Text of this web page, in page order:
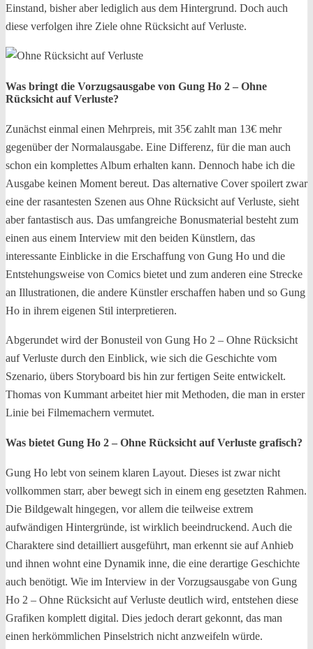
Einstand, bisher aber lediglich aus dem Hintergrund. Doch auch
diese verfolgen ihre Ziele ohne Rücksicht auf Verluste.
Was bringt die Vorzugsausgabe von Gung Ho 2 – Ohne
Rücksicht auf Verluste?
Zunächst einmal einen Mehrpreis, mit 35€ zahlt man 13€ mehr
gegenüber der Normalausgabe. Eine Differenz, für die man auch
schon ein komplettes Album erhalten kann. Dennoch habe ich die
Ausgabe keinen Moment bereut. Das alternative Cover spoilert zwar
eine der rasantesten Szenen aus Ohne Rücksicht auf Verluste, sieht
aber fantastisch aus. Das umfangreiche Bonusmaterial besteht zum
einen aus einem Interview mit den beiden Künstlern, das
interessante Einblicke in die Erschaffung von Gung Ho und die
Entstehungsweise von Comics bietet und zum anderen eine Strecke
an Illustrationen, die andere Künstler erschaffen haben und so Gung
Ho in ihrem eigenen Stil interpretieren.
Abgerundet wird der Bonusteil von Gung Ho 2 – Ohne Rücksicht
auf Verluste durch den Einblick, wie sich die Geschichte vom
Szenario, übers Storyboard bis hin zur fertigen Seite entwickelt.
Thomas von Kummant arbeitet hier mit Methoden, die man in erster
Linie bei Filmemachern vermutet.
Was bietet Gung Ho 2 – Ohne Rücksicht auf Verluste grafisch?
Gung Ho lebt von seinem klaren Layout. Dieses ist zwar nicht
vollkommen starr, aber bewegt sich in einem eng gesetzten Rahmen.
Die Bildgewalt hingegen, vor allem die teilweise extrem
aufwändigen Hintergründe, ist wirklich beeindruckend. Auch die
Charaktere sind detailliert ausgeführt, man erkennt sie auf Anhieb
und ihnen wohnt eine Dynamik inne, die eine derartige Geschichte
auch benötigt. Wie im Interview in der Vorzugsausgabe von Gung
Ho 2 – Ohne Rücksicht auf Verluste deutlich wird, entstehen diese
Grafiken komplett digital. Dies jedoch derart gekonnt, das man
einen herkömmlichen Pinselstrich nicht anzweifeln würde.